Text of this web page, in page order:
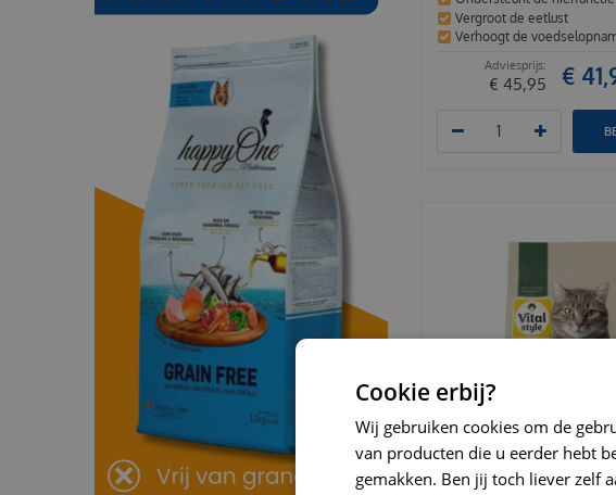
Vergroot de eetlust
Verhoogt de
€ 45,95 € 41,
Cookie erbij?
Wij gebruiken cookies om de
van producten die u eerder hebt
gemakken. Ben jij toch liever zelf